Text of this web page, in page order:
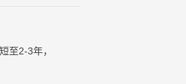
至2-3年，